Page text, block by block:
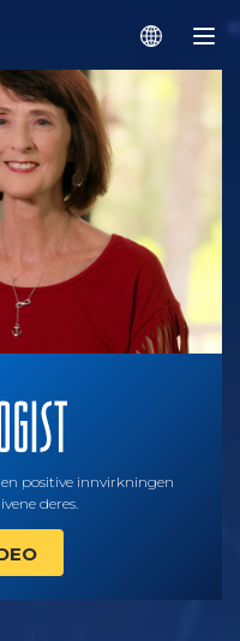
positive innvirkningen
deres.